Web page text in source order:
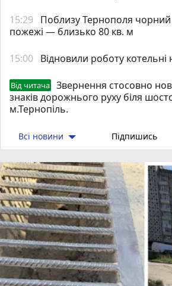
15:29
Поблизу Тернополя
пожежі — близько 80 кв. м
15:00 Відновили роботу котельні
Від читача
Звернення стосовно
знаків дорожнього руху біля
м.Тернопіль.
Всі новини Підпишись